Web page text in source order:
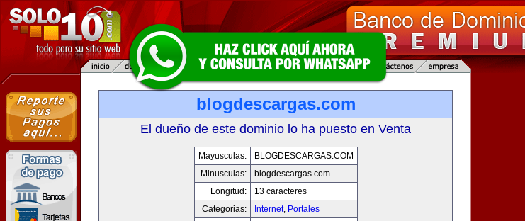
blogdescargas.com
El dueño de este dominio lo ha puesto en Venta
Mayusculas:
BLOGDESCARGAS.COM
Minusculas:
blogdescargas.com
Longitud:
13 caracteres
Categorias:
Internet, Portales